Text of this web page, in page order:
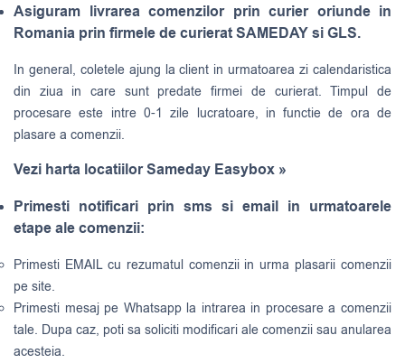
Asiguram livrarea comenzilor prin curier oriunde in
Romania prin firmele de curierat SAMEDAY si GLS.
In general, coletele ajung la client in urmatoarea zi calendaristica
din ziua in care sunt predate firmei de curierat. Timpul de
procesare este intre 0-1 zile lucratoare, in functie de ora de
plasare a comenzii.
Vezi harta locatiilor Sameday Easybox »
Primesti notificari prin sms si email in urmatoarele
etape ale comenzii:
Primesti EMAIL cu rezumatul comenzii in urma plasarii comenzii
pe site.
Primesti mesaj pe Whatsapp la intrarea in procesare a comenzii
tale. Dupa caz, poti sa soliciti modificari ale comenzii sau anularea
acesteia.